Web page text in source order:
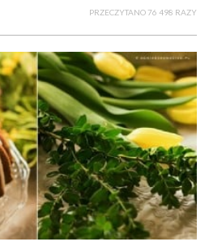
PRZECZYTANO 76 498 RAZY